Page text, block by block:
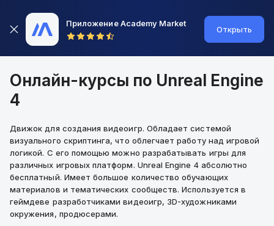
Приложение Academy Market
Открыть
Онлайн-курсы по Unreal Engine
4
Движок для создания видеоигр. Обладает системой
визуального скриптинга, что облегчает работу над игровой
логикой. С его помощью можно разрабатывать игры для
различных игровых платформ. Unreal Engine 4 абсолютно
бесплатный. Имеет большое количество обучающих
материалов и тематических сообществ. Используется в
геймдеве разработчиками видеоигр, 3D-художниками
окружения, продюсерами.